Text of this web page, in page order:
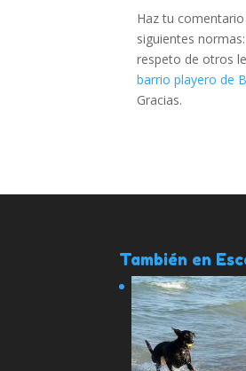
Haz tu
siguientes
respeto de otros
barrio playero de
Gracias.
También en